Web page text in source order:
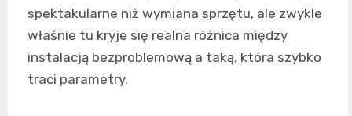
spektakularne niż wymiana sprzętu, ale zwykle
właśnie tu kryje się realna różnica między
instalacją bezproblemową a taką, która szybko
traci parametry.